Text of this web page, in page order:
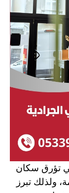
تؤرق سكان
ولذلك تبرز